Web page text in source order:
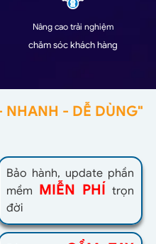
Nâng cao trải nghiệm
chăm sóc khách hàng
NHANH - DỄ DÙNG"
Bảo hành, update phần
mềm MIỄN PHÍ trọn
đời